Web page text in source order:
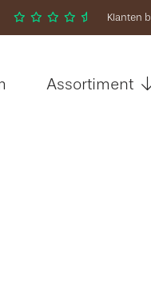
Klanten
Assortiment